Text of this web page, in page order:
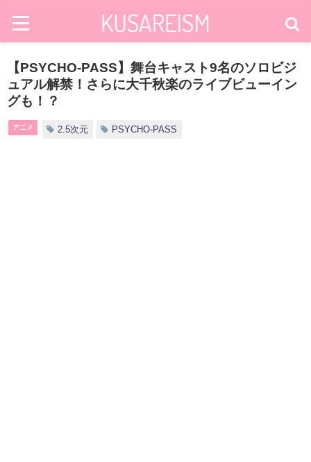
【PSYCHO-PASS】舞台キャスト9名のソロビジ
ュアル解禁！さらに大千秋楽のライブビューイン
グも！？
アニメ 2.5次元 PSYCHO-PASS